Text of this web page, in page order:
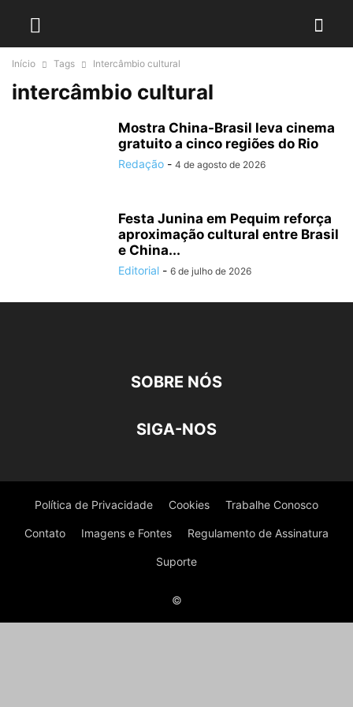
Início Tags Intercâmbio cultural
intercâmbio cultural
Mostra China-Brasil leva cinema
gratuito a cinco regiões do Rio
Redação - 4 de agosto de 2026
Festa Junina em Pequim reforça
aproximação cultural entre Brasil
e China...
Editorial - 6 de julho de 2026
SOBRE NÓS
SIGA-NOS
Política de Privacidade Cookies Trabalhe Conosco
Contato Imagens e Fontes Regulamento de Assinatura
Suporte
©